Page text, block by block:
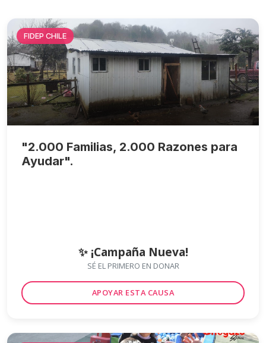
FIDEP CHILE
"2.000 Familias, 2.000 Razones para
Ayudar".
✨ ¡Campaña Nueva!
SÉ EL PRIMERO EN DONAR
APOYAR ESTA CAUSA